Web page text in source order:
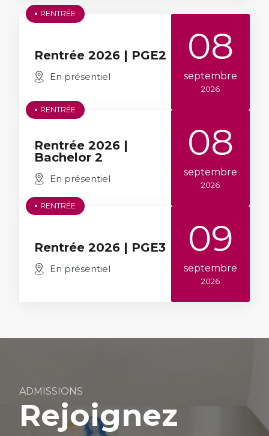
RENTRÉE
Rentrée 2026 | PGE2
En présentiel
08
septembre
2026
RENTRÉE
Rentrée 2026 |
Bachelor 2
En présentiel
08
septembre
2026
RENTRÉE
Rentrée 2026 | PGE3
En présentiel
09
septembre
2026
ADMISSIONS
Rejoignez